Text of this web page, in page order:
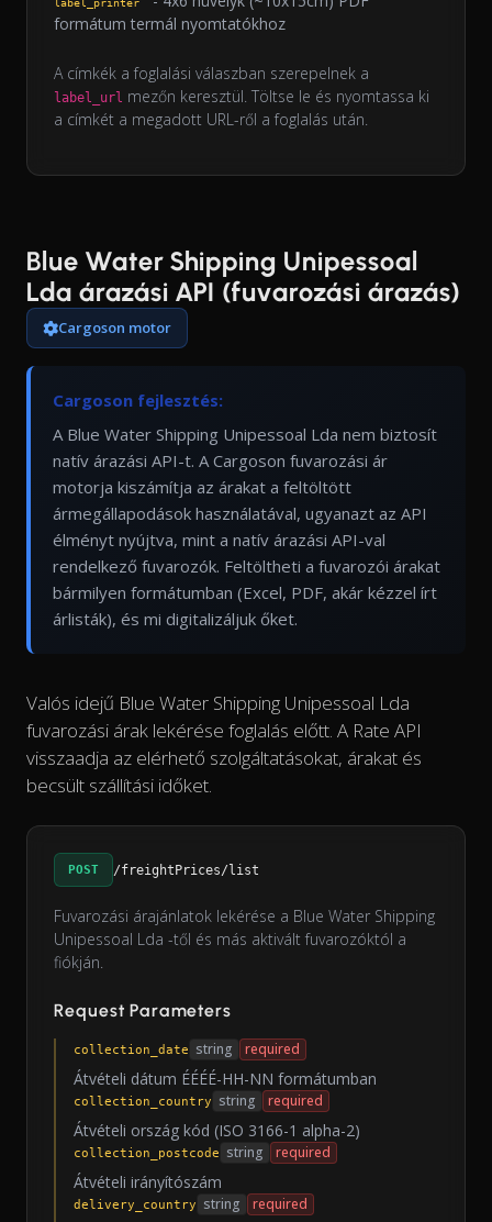
label_printer
formátum termál nyomtatókhoz
A címkék a foglalási válaszban szerepelnek a
label_url mezőn keresztül. Töltse le és nyomtassa ki
a címkét a megadott URL-ről a foglalás után.
Blue Water Shipping Unipessoal
Lda árazási API (fuvarozási árazás)
Cargoson motor
Cargoson fejlesztés:
A Blue Water Shipping Unipessoal Lda nem biztosít
natív árazási API-t. A Cargoson fuvarozási ár
motorja kiszámítja az árakat a feltöltött
ármegállapodások használatával, ugyanazt az API
élményt nyújtva, mint a natív árazási API-val
rendelkező fuvarozók. Feltöltheti a fuvarozói árakat
bármilyen formátumban (Excel, PDF, akár kézzel írt
árlisták), és mi digitalizáljuk őket.
Valós idejű Blue Water Shipping Unipessoal Lda
fuvarozási árak lekérése foglalás előtt. A Rate API
visszaadja az elérhető szolgáltatásokat, árakat és
becsült szállítási időket.
POST /freightPrices/list
Fuvarozási árajánlatok lekérése a Blue Water Shipping
Unipessoal Lda -től és más aktivált fuvarozóktól a
fiókján.
Request Parameters
collection_date string required
Átvételi dátum ÉÉÉÉ-HH-NN formátumban
collection_country string required
Átvételi ország kód (ISO 3166-1 alpha-2)
collection_postcode string required
Átvételi irányítószám
delivery_country string required